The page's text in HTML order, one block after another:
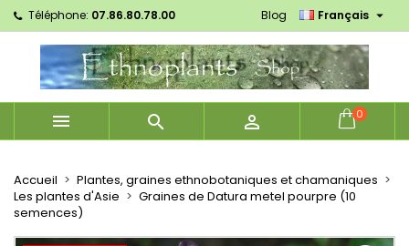
Téléphone: 07.86.80.78.00 Français 
Blog
   0
Accueil
Plantes, graines ethnobotaniques et chamaniques
Les plantes d'Asie
Graines de Datura metel pourpre (10
semences)
Mes listes d'envies ×
add_circle_outline Créer une nouvelle liste
Créer une liste d'envies ×
Nom de la liste d'envies
Annuler Créer une liste d'envies
Connexion ×
Vous devez être connecté pour ajouter des produits
à votre liste d'envies.